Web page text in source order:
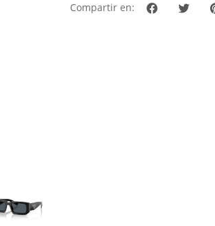
Compartir en: